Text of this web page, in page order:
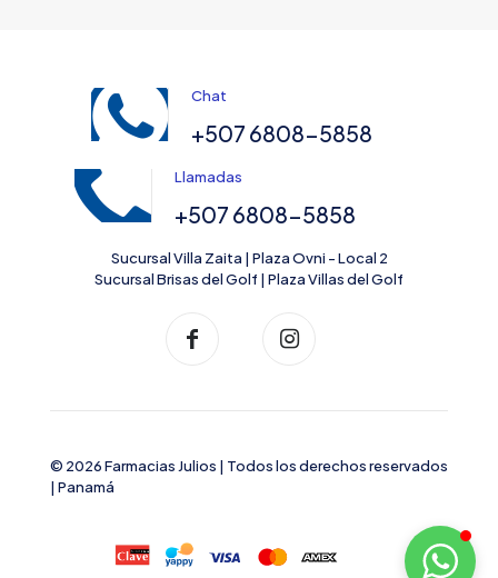
Chat
+507 6808-5858
Llamadas
+507 6808-5858
Sucursal Villa Zaita | Plaza Ovni - Local 2
Sucursal Brisas del Golf | Plaza Villas del Golf
© 2026 Farmacias Julios | Todos los derechos reservados
| Panamá